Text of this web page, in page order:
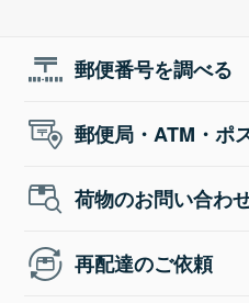
郵便番号を調べる
郵便局・ATM・ポ
荷物のお問い合わ
再配達のご依頼